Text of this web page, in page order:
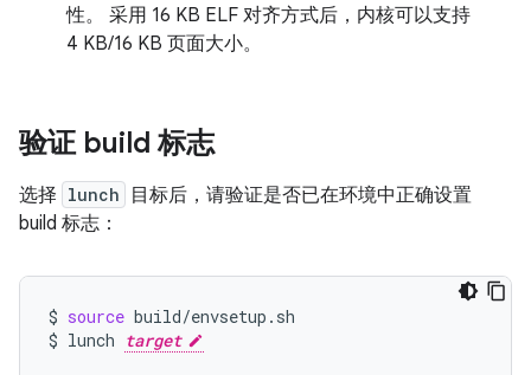
性。 采用 16 KB ELF 对齐方式后，内核可以支持
4 KB/16 KB 页面大小。
验证 build 标志
选择 lunch
目标后，请验证是否已在环境中正确设置
build 标志：
$ source build/envsetup.sh
$ lunch target